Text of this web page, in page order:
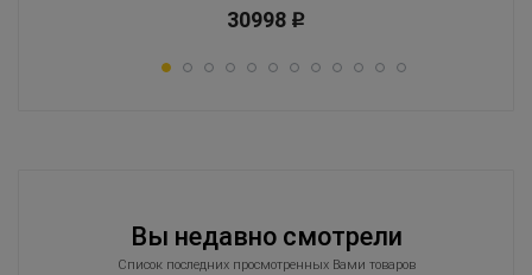
30998 Р
Вы недавно смотрели
Список последних просмотренных Вами товаров